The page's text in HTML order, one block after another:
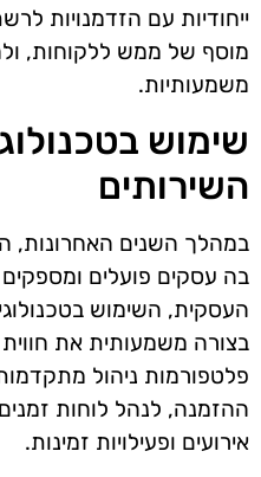
ייחודיות עם הזדמנויות
מוסף של ממש ללקוחות,
משמעותיות.
שימוש
השירותים
במהלך השנים האחרונות,
בה עסקים פועלים
העסקית, השימוש
בצורה משמעותית את
פלטפורמות ניהול
ההזמנה, לנהל לוחות
אירועים ופעילויות זמינות.